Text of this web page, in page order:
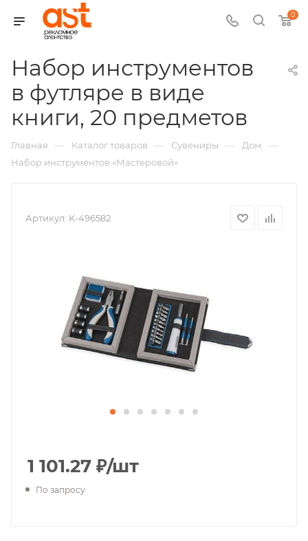
0
Набор инструментов
в футляре в виде
книги, 20 предметов
арт.:
Главная — Каталог товаров — Сувениры — Дом —
Набор инструментов «Мастеровой»
Артикул: K-496582
1 101.27 ₽/шт
По запросу